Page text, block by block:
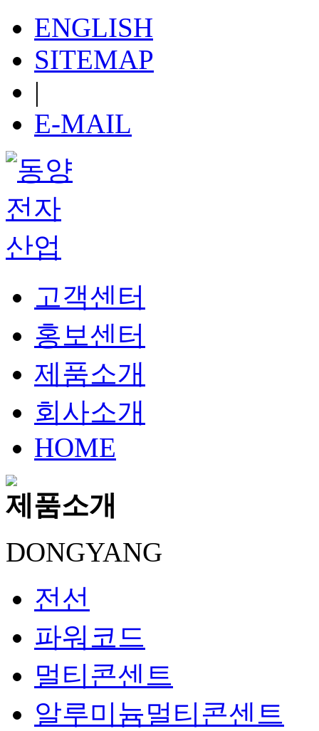
ENGLISH
SITEMAP
|
E-MAIL
고객센터
홍보센터
제품소개
회사소개
HOME
제품소개
DONGYANG
전선
파워코드
멀티콘센트
알루미늄멀티콘센트